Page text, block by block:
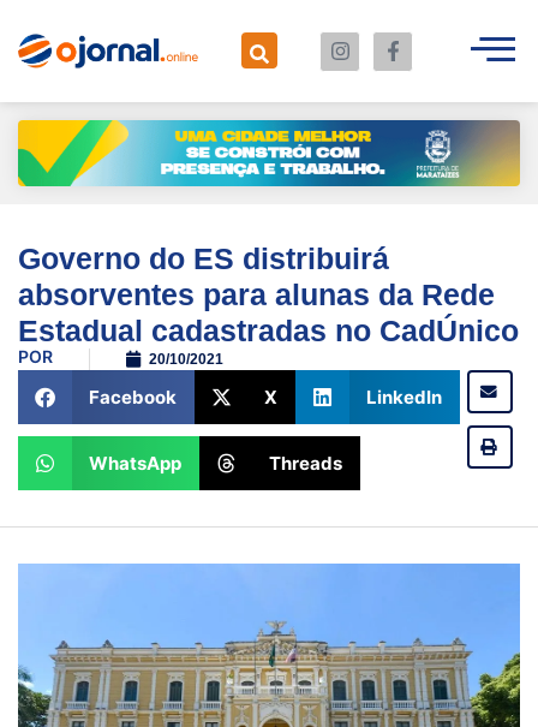
Governo do ES distribuirá
absorventes para alunas da Rede
Estadual cadastradas no CadÚnico
POR 20/10/2021
Facebook X LinkedIn
WhatsApp Threads